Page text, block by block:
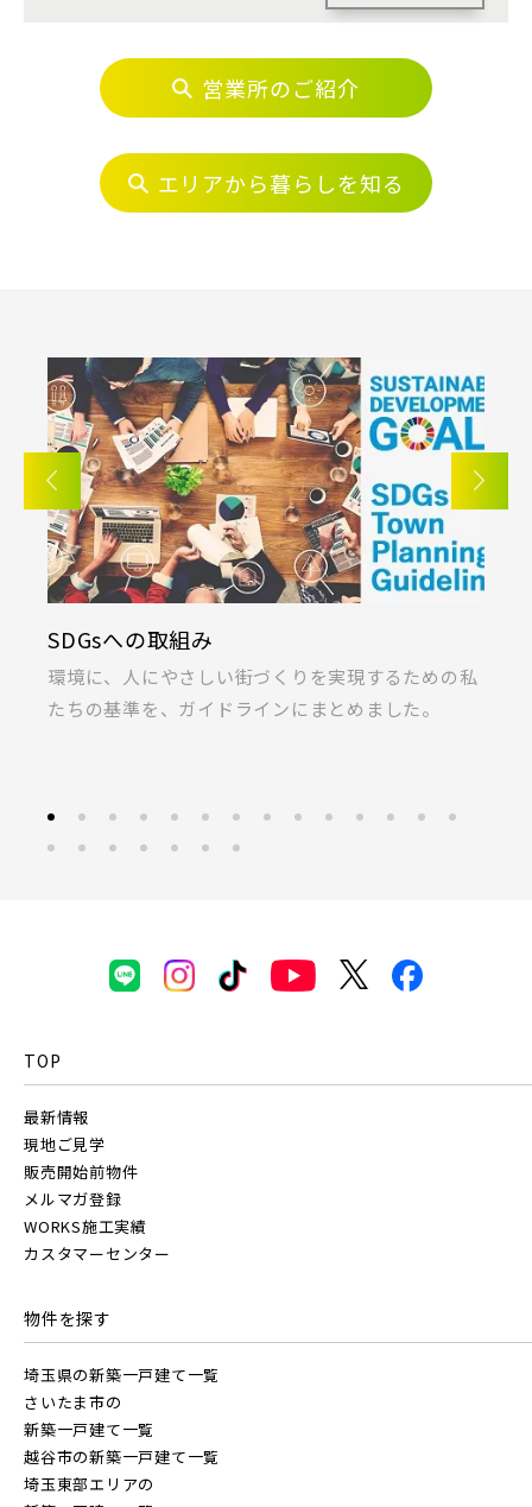
京成松戸線
京成本線
京成千葉線
西武線
西武池袋線
北総鉄道
東京メトロ東西線
都営新宿線
土地面積50坪以上
20棟以上の大型分譲
ブランドを知る
埼玉・東部エリア(16)
春日部市(5) 草加市(0)
越谷市(9)
三郷市(2)
幸手市(0) 吉川市(0)
八千代市(1)
鎌ケ谷市(2)
浦安市(0)
白井市(0)
千葉市(2)
千葉・常磐エリア(16)
守谷市(0) 松戸市(4)
野田市(1)
柏市(3)
流山市(4) 我孫子市(4)
東京都(5)
東久留米市(2)
JR京浜東北線
JR川越線
JR東北本線 [宇都宮線]
地図から探す
すべて 埼玉県
画像
営業所のご紹介
エリアから暮らしを知る
ための私
KIRINOKA(キリノカ)
桐製品の開発と制作に力を注ぐ「厚川産業」と「
ラス」の共同開発による無垢桐材の壁パネル。
TOP
最新情報
現地ご見学
販売開始前物件
メルマガ登録
WORKS施工実績
カスタマーセンター
物件を探す
埼玉県の新築一戸建て一覧
さいたま市の
新築一戸建て一覧
越谷市の新築一戸建て一覧
埼玉東部エリアの